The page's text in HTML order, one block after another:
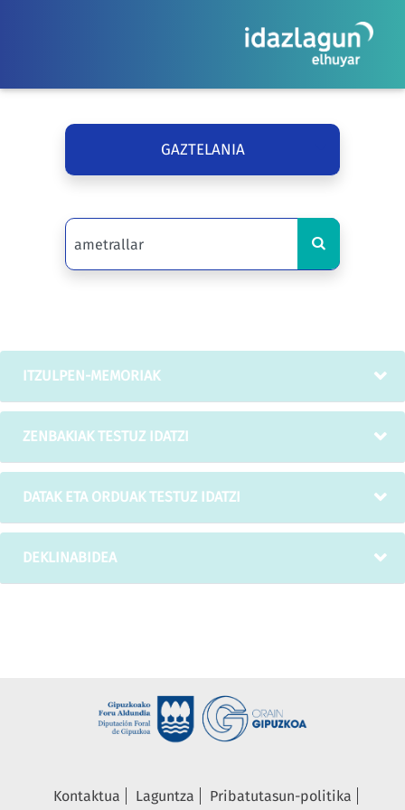
GAZTELANIA
ITZULPEN-MEMORIAK
ZENBAKIAK TESTUZ IDATZI
DATAK ETA ORDUAK TESTUZ IDATZI
DEKLINABIDEA
Kontaktua Laguntza
Pribatutasun-politika